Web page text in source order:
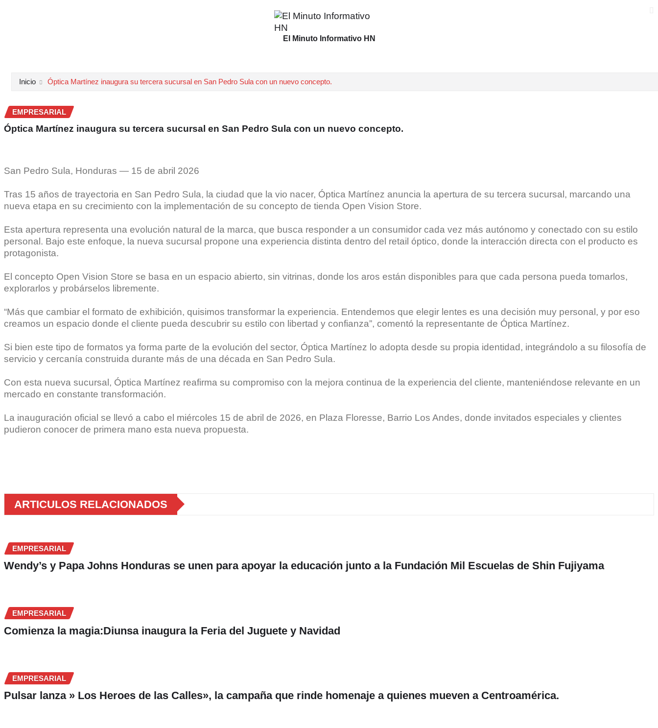
El Minuto Informativo HN
Inicio Óptica Martínez inaugura su tercera sucursal en San Pedro Sula con un nuevo concepto.
EMPRESARIAL
Óptica Martínez inaugura su tercera sucursal en San Pedro Sula con un nuevo concepto.
San Pedro Sula, Honduras — 15 de abril 2026
Tras 15 años de trayectoria en San Pedro Sula, la ciudad que la vio nacer, Óptica Martínez anuncia la apertura de su tercera sucursal, marcando una
nueva etapa en su crecimiento con la implementación de su concepto de tienda Open Vision Store.
Esta apertura representa una evolución natural de la marca, que busca responder a un consumidor cada vez más autónomo y conectado con su estilo
personal. Bajo este enfoque, la nueva sucursal propone una experiencia distinta dentro del retail óptico, donde la interacción directa con el producto es
protagonista.
El concepto Open Vision Store se basa en un espacio abierto, sin vitrinas, donde los aros están disponibles para que cada persona pueda tomarlos,
explorarlos y probárselos libremente.
“Más que cambiar el formato de exhibición, quisimos transformar la experiencia. Entendemos que elegir lentes es una decisión muy personal, y por eso
creamos un espacio donde el cliente pueda descubrir su estilo con libertad y confianza”, comentó la representante de Óptica Martínez.
Si bien este tipo de formatos ya forma parte de la evolución del sector, Óptica Martínez lo adopta desde su propia identidad, integrándolo a su filosofía de
servicio y cercanía construida durante más de una década en San Pedro Sula.
Con esta nueva sucursal, Óptica Martínez reafirma su compromiso con la mejora continua de la experiencia del cliente, manteniéndose relevante en un
mercado en constante transformación.
La inauguración oficial se llevó a cabo el miércoles 15 de abril de 2026, en Plaza Floresse, Barrio Los Andes, donde invitados especiales y clientes
pudieron conocer de primera mano esta nueva propuesta.
ARTICULOS RELACIONADOS
EMPRESARIAL
Wendy’s y Papa Johns Honduras se unen para apoyar la educación junto a la Fundación Mil Escuelas de Shin Fujiyama
EMPRESARIAL
Comienza la magia:Diunsa inaugura la Feria del Juguete y Navidad
EMPRESARIAL
Pulsar lanza » Los Heroes de las Calles», la campaña que rinde homenaje a quienes mueven a Centroamérica.